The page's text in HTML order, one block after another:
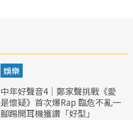
娛樂
中年好聲音4｜鄭家聲挑戰《愛
是懷疑》首次爆Rap 臨危不亂一
腳踢開耳機獲讚「好型」